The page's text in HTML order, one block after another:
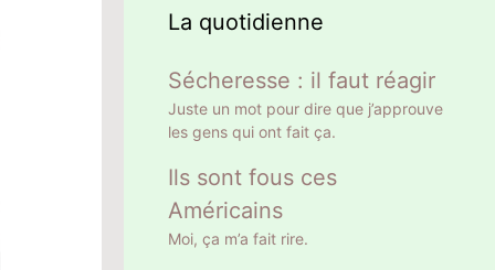
La quotidienne
Sécheresse : il faut réagir
Juste un mot pour dire que j’approuve
les gens qui ont fait ça.
Ils sont fous ces
Américains
Moi, ça m’a fait rire.